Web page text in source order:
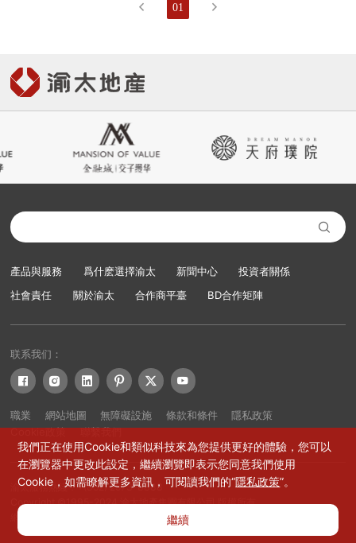
 01 

產品與服務 爲什麽選擇渝太 新聞中心
投資者關係
社會責任
關於渝太 合作商平臺 BD合作矩陣
联系我们：
     
職業 網站地圖 無障礙設施 條款和條件
隱私政策
Cookie政策
聯繫我們
渝太服務熱綫：+(852) 2573-8888
Copyright ©1995-2024 渝太地產集團有限公司 版權所有
我們正在使用Cookie和類似科技來為您提供更好的體驗，您可以
在瀏覽器中更改此設定，繼續瀏覽即表示您同意我們使用
Cookie，如需瞭解更多資訊，可閱讀我們的“隱私政策”。
繼續